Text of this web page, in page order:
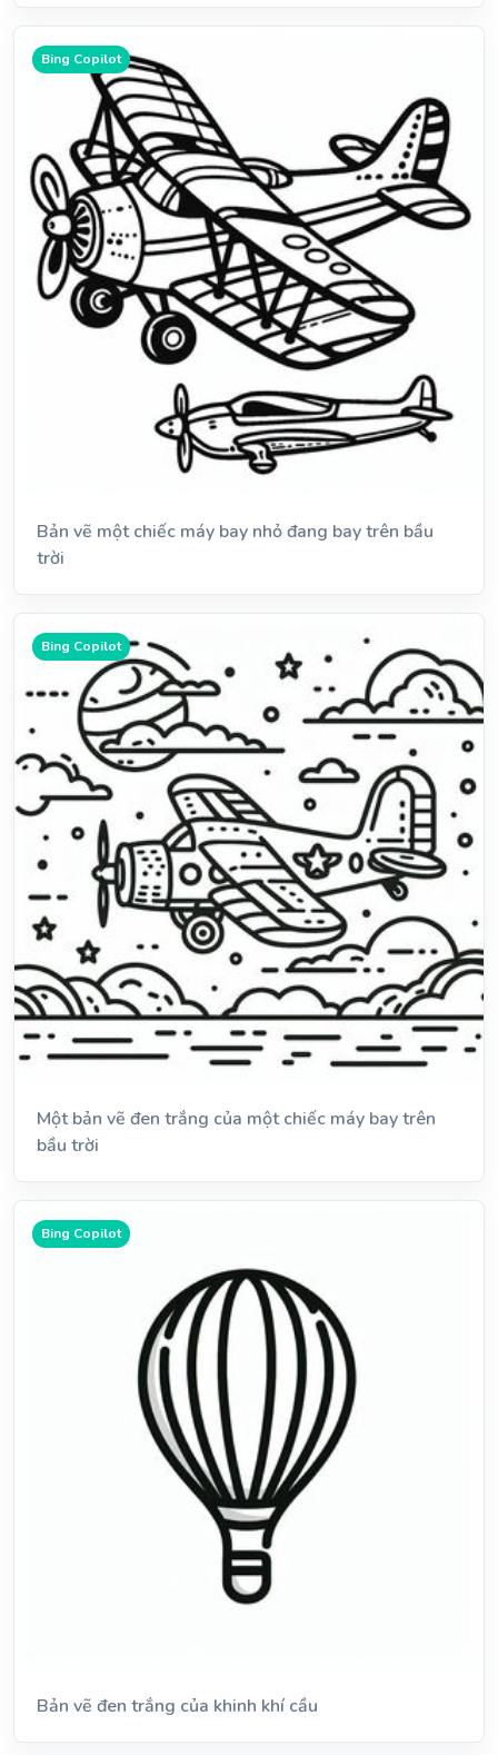
Bing Copilot
Bản vẽ một chiếc máy bay nhỏ đang bay trên bầu
trời
Bing Copilot
Một bản vẽ đen trắng của một chiếc máy bay trên
bầu trời
Bing Copilot
Bản vẽ đen trắng của khinh khí cầu